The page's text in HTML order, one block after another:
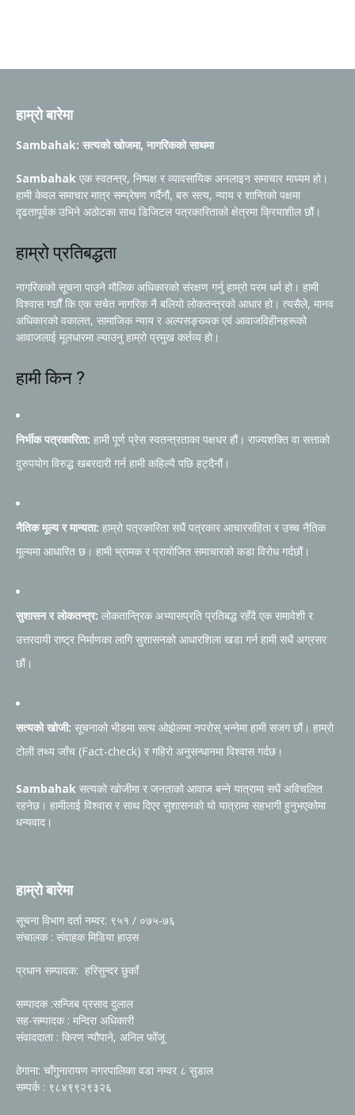
हाम्रो बारेमा
Sambahak: सत्यको खोजमा, नागरिकको साथमा
Sambahak एक स्वतन्त्र, निष्पक्ष र व्यावसायिक अनलाइन समाचार माध्यम हो।
हामी केवल समाचार मात्र सम्प्रेषण गर्दैनौं, बरु सत्य, न्याय र शान्तिको पक्षमा
दृढतापूर्वक उभिने अठोटका साथ डिजिटल पत्रकारिताको क्षेत्रमा क्रियाशील छौं।
हाम्रो प्रतिबद्धता
नागरिकको सूचना पाउने मौलिक अधिकारको संरक्षण गर्नु हाम्रो परम धर्म हो। हामी
विश्वास गर्छौं कि एक सचेत नागरिक नै बलियो लोकतन्त्रको आधार हो। त्यसैले, मानव
अधिकारको वकालत, सामाजिक न्याय र अल्पसङ्ख्यक एवं आवाजविहीनहरूको
आवाजलाई मूलधारमा ल्याउनु हाम्रो प्रमुख कर्तव्य हो।
हामी किन ?
निर्भीक पत्रकारिता: हामी पूर्ण प्रेस स्वतन्त्रताका पक्षधर हौं। राज्यशक्ति वा सत्ताको
दुरुपयोग विरुद्ध खबरदारी गर्न हामी कहिल्यै पछि हट्दैनौं।
नैतिक मूल्य र मान्यता: हाम्रो पत्रकारिता सधैं पत्रकार आचारसंहिता र उच्च नैतिक
मूल्यमा आधारित छ। हामी भ्रामक र प्रायोजित समाचारको कडा विरोध गर्दछौं।
सुशासन र लोकतन्त्र: लोकतान्त्रिक अभ्यासप्रति प्रतिबद्ध रहँदै एक समावेशी र
उत्तरदायी राष्ट्र निर्माणका लागि सुशासनको आधारशिला खडा गर्न हामी सधैं अग्रसर
छौं।
सत्यको खोजी: सूचनाको भीडमा सत्य ओझेलमा नपरोस् भन्नेमा हामी सजग छौं। हाम्रो
टोली तथ्य जाँच (Fact-check) र गहिरो अनुसन्धानमा विश्वास गर्दछ।
Sambahak सत्यको खोजीमा र जनताको आवाज बन्ने यात्रामा सधैं अविचलित
रहनेछ। हामीलाई विश्वास र साथ दिएर सुशासनको यो यात्रामा सहभागी हुनुभएकोमा
धन्यवाद।
हाम्रो बारेमा
सूचना विभाग दर्ता नम्वर: ९५१ / ०७५-७६
संचालक : संवाहक मिडिया हाउस
प्रधान सम्पादक: हरिसुन्दर छुकाँ
सम्पादक :सन्जिब प्रसाद दुलाल
सह-सम्पादक : मन्दिरा अधिकारी
संवाददाता : किरण न्यौपाने, अनिल फोँजू
ठेगाना: चाँगुनारायण नगरपालिका वडा नम्वर ८ सुडाल
सम्पर्क : ९८४९९२९३२६